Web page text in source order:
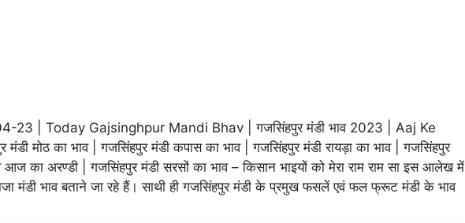
| Today Gajsinghpur Mandi Bhav | गजसिंहपुर मंडी भाव 2023 | Aaj Ke
मोठ का भाव | गजसिंहपुर मंडी कपास का भाव | गजसिंहपुर मंडी रायड़ा का भाव | गजसिंहपुर
का अरण्डी | गजसिंहपुर मंडी सरसों का भाव – किसान भाइयों को मेरा राम राम सा इस आलेख में
मंडी भाव बताने जा रहे हैं। साथी ही गजसिंहपुर मंडी के प्रमुख फसलें एवं फल फ्रूट मंडी के भाव